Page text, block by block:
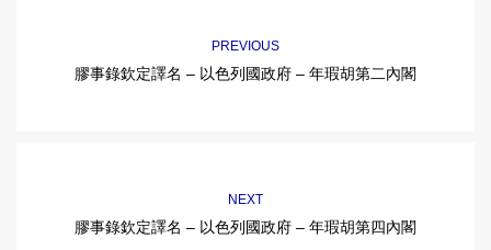
PREVIOUS
膠事錄欽定譯名 – 以色列國政府 – 年瑕胡第二內閣
NEXT
膠事錄欽定譯名 – 以色列國政府 – 年瑕胡第四內閣